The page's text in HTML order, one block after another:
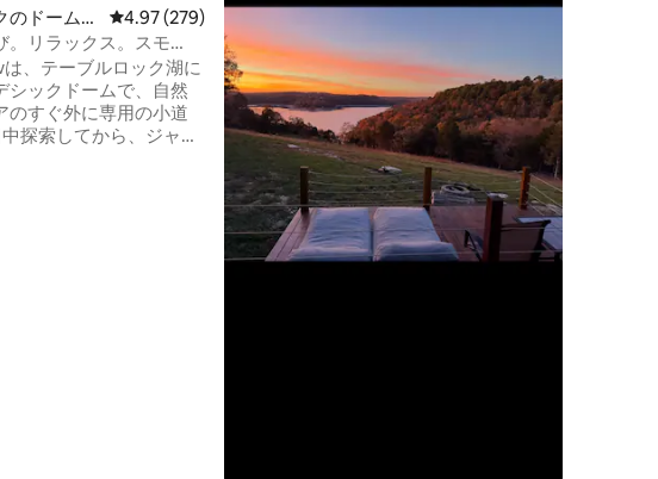
星の平均評価
のドームハ
レビュー279件、5つ星中4.97つ星の平均評価
4.97 (279)
。リラックス。スモ
、テーブルロック湖に
シックドームで、自然
のすぐ外に専用の小道